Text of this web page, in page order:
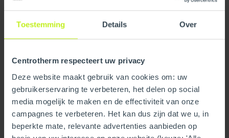
Toestemming Details Over
Centrotherm respecteert uw privacy
Deze website maakt gebruik van cookies om: uw
gebruikerservaring te verbeteren, het delen op social
media mogelijk te maken en de effectiviteit van onze
campagnes te verbeteren. Het kan dus zijn dat we u, in
beperkte mate, relevante advertenties aanbieden op
Get in touch with us